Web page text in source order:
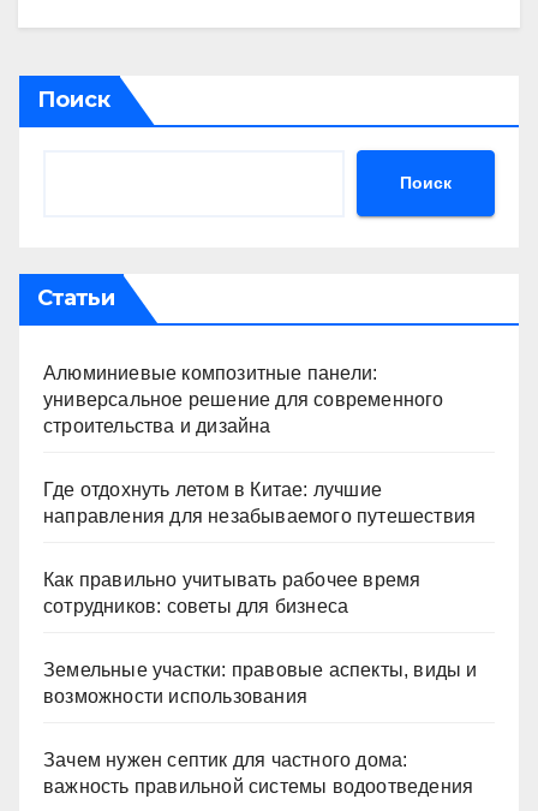
Поиск
Поиск
Статьи
Алюминиевые композитные панели:
универсальное решение для современного
строительства и дизайна
Где отдохнуть летом в Китае: лучшие
направления для незабываемого путешествия
Как правильно учитывать рабочее время
сотрудников: советы для бизнеса
Земельные участки: правовые аспекты, виды и
возможности использования
Зачем нужен септик для частного дома:
важность правильной системы водоотведения